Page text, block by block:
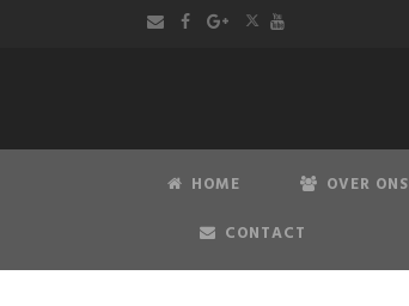
HOME OVER ONS
CONTACT